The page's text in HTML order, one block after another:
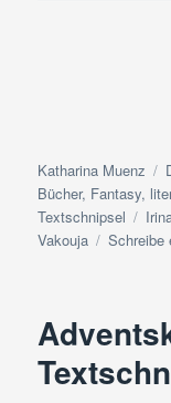
Autor
Katharina Muenz
Bücher, Fantasy,
Textschnipsel
Vakouja
Schreibe